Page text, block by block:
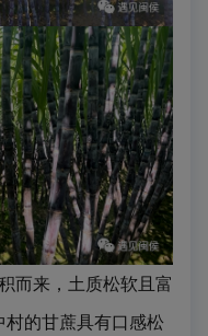
而来，土质松软且富
的甘蔗具有口感松